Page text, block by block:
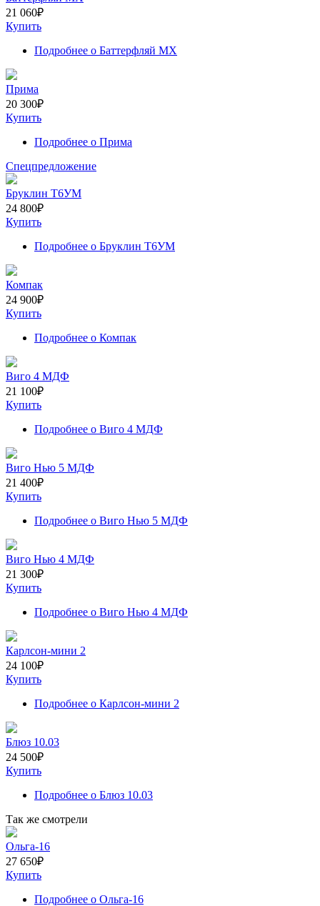
21 060₽
Купить
Подробнее о Баттерфляй МХ
Прима
20 300₽
Купить
Подробнее о Прима
Спецпредложение
Бруклин Т6УМ
24 800₽
Купить
Подробнее о Бруклин Т6УМ
Компак
24 900₽
Купить
Подробнее о Компак
Виго 4 МДФ
21 100₽
Купить
Подробнее о Виго 4 МДФ
Виго Нью 5 МДФ
21 400₽
Купить
Подробнее о Виго Нью 5 МДФ
Виго Нью 4 МДФ
21 300₽
Купить
Подробнее о Виго Нью 4 МДФ
Карлсон-мини 2
24 100₽
Купить
Подробнее о Карлсон-мини 2
Блюз 10.03
24 500₽
Купить
Подробнее о Блюз 10.03
Так же смотрели
Ольга-16
27 650₽
Купить
Подробнее о Ольга-16